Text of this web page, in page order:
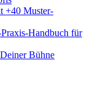
+40 Muster-
Handbuch für
Bühne